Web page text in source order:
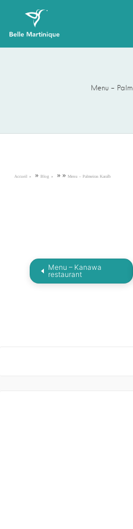
Menu –
Accueil » Blog » » Menu – Palmeiras Karaîb
Menu – Kanawa
restaurant